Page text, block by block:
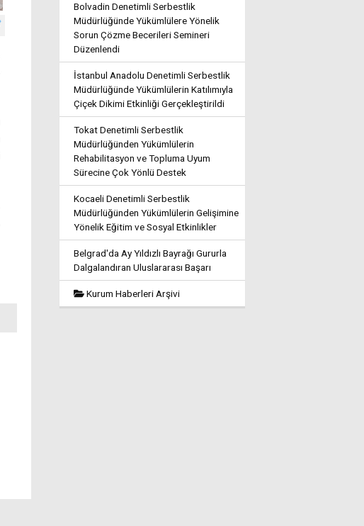
Bolvadin Denetimli Serbestlik
Müdürlüğünde Yükümlülere Yönelik
Sorun Çözme Becerileri Semineri
Düzenlendi
İstanbul Anadolu Denetimli Serbestlik
Müdürlüğünde Yükümlülerin Katılımıyla
Çiçek Dikimi Etkinliği Gerçekleştirildi
Tokat Denetimli Serbestlik
Müdürlüğünden Yükümlülerin
Rehabilitasyon ve Topluma Uyum
Sürecine Çok Yönlü Destek
Kocaeli Denetimli Serbestlik
Müdürlüğünden Yükümlülerin Gelişimine
Yönelik Eğitim ve Sosyal Etkinlikler
Belgrad'da Ay Yıldızlı Bayrağı Gururla
Dalgalandıran Uluslararası Başarı
Kurum Haberleri Arşivi